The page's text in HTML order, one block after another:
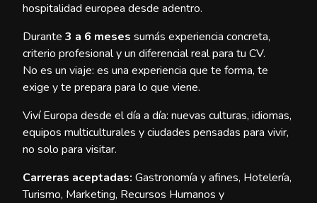
hospitalidad europea desde adentro.
Durante 3 a 6 meses sumás experiencia concreta,
criterio profesional y un diferencial real para tu CV.
No es un viaje: es una experiencia que te forma, te
exige y te prepara para lo que viene.
Viví Europa desde el día a día: nuevas culturas, idiomas,
equipos multiculturales y ciudades pensadas para vivir,
no solo para visitar.
Carreras aceptadas: Gastronomía y afines, Hotelería,
Turismo, Marketing, Recursos Humanos y